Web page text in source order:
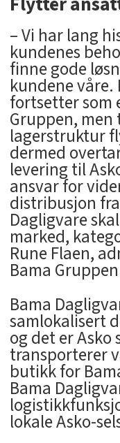
– Vi har lang
kundenes
finne gode
kundene våre.
fortsetter som
Gruppen,
lagerstruktur
dermed
levering til
ansvar for
distribusjon
Dagligvare
marked,
Rune Flaen,
Bama
Bama
samlokalisert
og det er Asko
transporterer
butikk for
Bama
lokale Asko-